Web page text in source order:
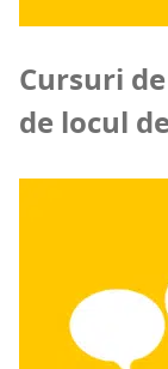
Cursuri
de locul